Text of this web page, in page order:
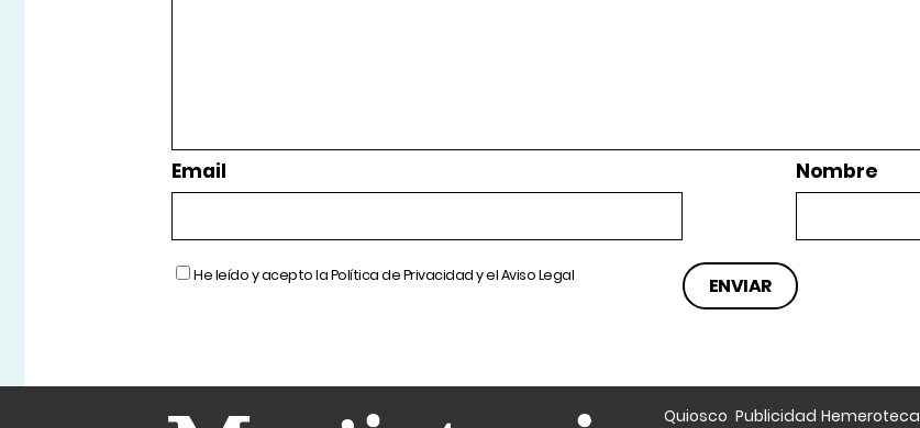
Email Nombre
He leído y acepto laPolítica de Privacidady elAviso Legal
Quiosco Publicidad Hemeroteca